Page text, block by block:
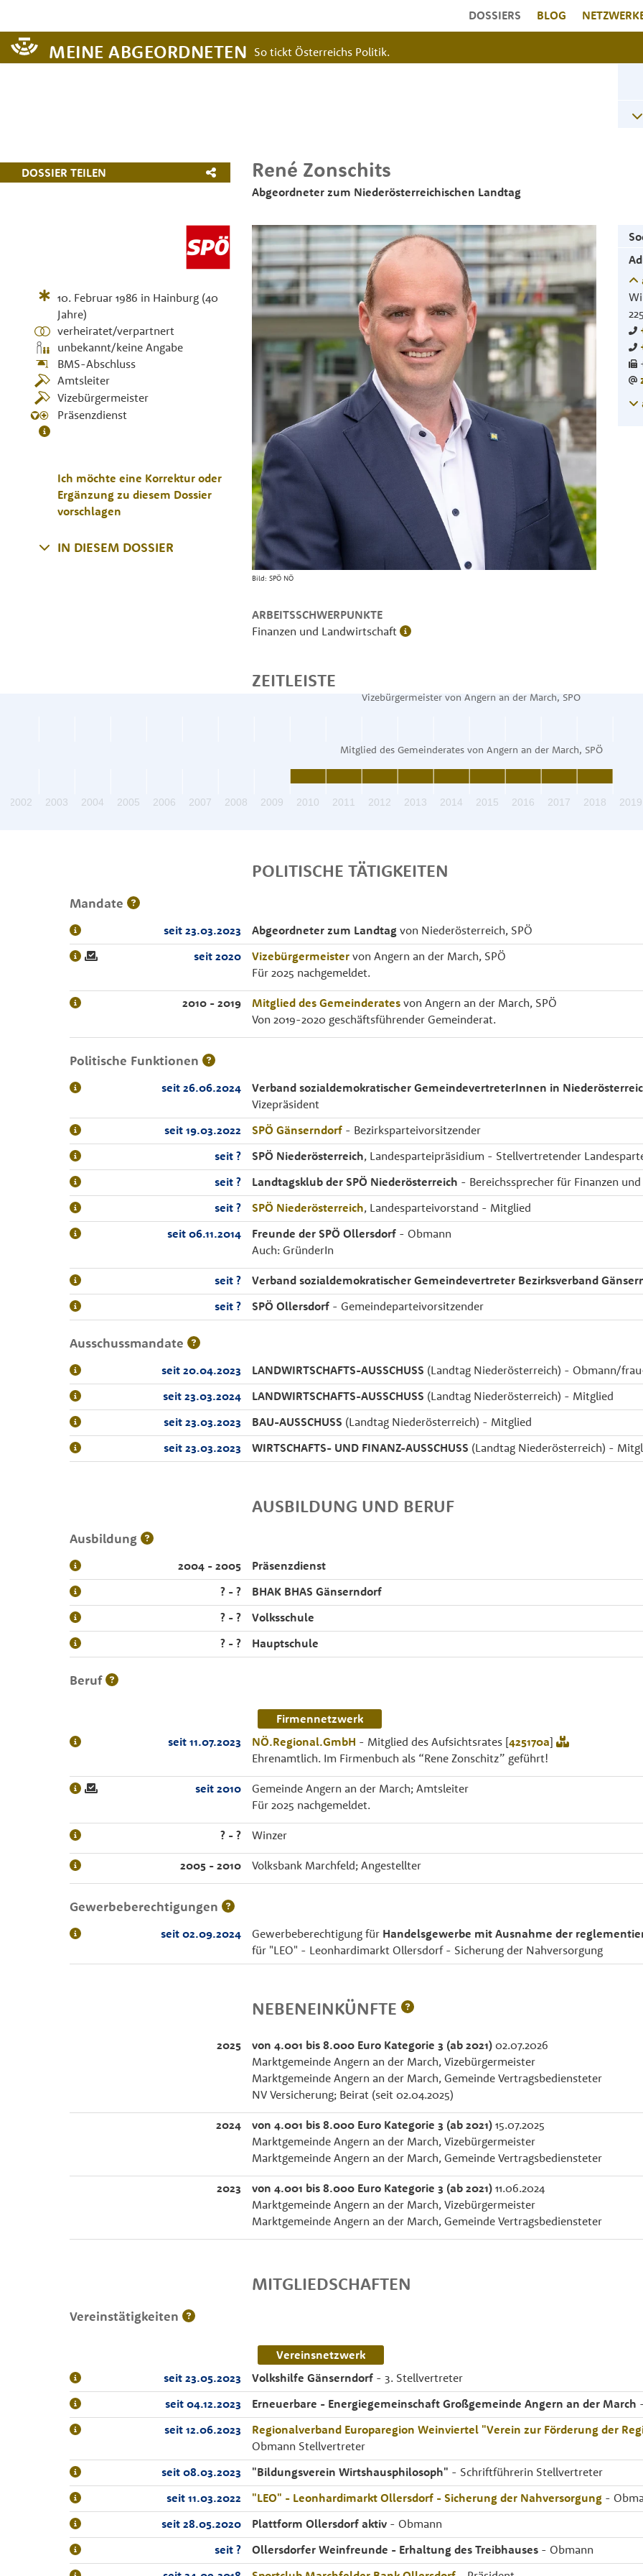
DOSSIERS BLOG
MEINE ABGEORDNETEN So tickt Österreichs Politik.
DOSSIER TEILEN René Zonschits
Abgeordneter zum Niederösterreichischen Landtag
10. Februar 1986 in Hainburg (40
Jahre)
verheiratet/verpartnert
unbekannt/keine Angabe
BMS-Abschluss
Amtsleiter
Vizebürgermeister
Präsenzdienst
Ich möchte eine Korrektur oder
Ergänzung zu diesem Dossier
vorschlagen
IN DIESEM DOSSIER
Bild: SPÖ NÖ
ARBEITSSCHWERPUNKTE
Finanzen und Landwirtschaft
ZEITLEISTE
Vizebürgermeister von Angern an der March, SPÖ
Mitglied des Gemeinderates von Angern an der March, SPÖ
2002 2003 2004 2005 2006 2007 2008 2009 2010 2011 2012 2013 2014 2015 2016 2017 2018 2019
POLITISCHE TÄTIGKEITEN
Mandate
seit 23.03.2023 Abgeordneter zum Landtag von Niederösterreich, SPÖ
seit 2020
Vizebürgermeister von Angern an der March, SPÖ
Für 2025 nachgemeldet.
2010 - 2019 Mitglied des Gemeinderates von Angern an der March, SPÖ
Von 2019-2020 geschäftsführender Gemeinderat.
Politische Funktionen
seit 26.06.2024 Verband sozialdemokratischer GemeindevertreterInnen in
Vizepräsident
seit 19.03.2022
SPÖ Gänserndorf - Bezirksparteivorsitzender
seit ?
SPÖ Niederösterreich, Landesparteipräsidium - Stellvertretender
seit ?
Landtagsklub der SPÖ Niederösterreich - Bereichssprecher für Finanzen
seit ?
SPÖ Niederösterreich, Landesparteivorstand - Mitglied
seit 06.11.2014
Freunde der SPÖ Ollersdorf - Obmann
Auch: GründerIn
seit ? Verband sozialdemokratischer Gemeindevertreter Bezirksverband
seit ?
SPÖ Ollersdorf - Gemeindeparteivorsitzender
Ausschussmandate
seit 20.04.2023 LANDWIRTSCHAFTS-AUSSCHUSS (Landtag Niederösterreich) - Obmann/
seit 23.03.2024
LANDWIRTSCHAFTS-AUSSCHUSS (Landtag Niederösterreich) - Mitglied
seit 23.03.2023
BAU-AUSSCHUSS (Landtag Niederösterreich) - Mitglied
seit 23.03.2023
WIRTSCHAFTS- UND FINANZ-AUSSCHUSS (Landtag Niederösterreich) -
AUSBILDUNG UND BERUF
Ausbildung
2004 - 2005
Präsenzdienst
? - ?
BHAK BHAS Gänserndorf
? - ?
Volksschule
? - ?
Hauptschule
Beruf
Firmennetzwerk
seit 11.07.2023
NÖ.Regional.GmbH - Mitglied des Aufsichtsrates [425170a]
Ehrenamtlich. Im Firmenbuch als “Rene Zonschitz” geführt!
seit 2010
Gemeinde Angern an der March; Amtsleiter
Für 2025 nachgemeldet.
? - ? Winzer
2005 - 2010 Volksbank Marchfeld; Angestellter
Gewerbeberechtigungen
seit 02.09.2024 Gewerbeberechtigung für Handelsgewerbe mit Ausnahme der
für "LEO" - Leonhardimarkt Ollersdorf - Sicherung der Nahversorgung
NEBENEINKÜNFTE
2025 von 4.001 bis 8.000 Euro Kategorie 3 (ab 2021) 02.07.2026
Marktgemeinde Angern an der March, Vizebürgermeister
Marktgemeinde Angern an der March, Gemeinde Vertragsbediensteter
NV Versicherung; Beirat (seit 02.04.2025)
2024 von 4.001 bis 8.000 Euro Kategorie 3 (ab 2021) 15.07.2025
Marktgemeinde Angern an der March, Vizebürgermeister
Marktgemeinde Angern an der March, Gemeinde Vertragsbediensteter
2023 von 4.001 bis 8.000 Euro Kategorie 3 (ab 2021) 11.06.2024
Marktgemeinde Angern an der March, Vizebürgermeister
Marktgemeinde Angern an der March, Gemeinde Vertragsbediensteter
MITGLIEDSCHAFTEN
Vereinstätigkeiten
Vereinsnetzwerk
seit 23.05.2023
Volkshilfe Gänserndorf - 3. Stellvertreter
seit 04.12.2023
Erneuerbare - Energiegemeinschaft Großgemeinde Angern an der March
seit 12.06.2023
Regionalverband Europaregion Weinviertel "Verein zur Förderung der
Obmann Stellvertreter
seit 08.03.2023
"Bildungsverein Wirtshausphilosoph" - Schriftführerin Stellvertreter
seit 11.03.2022
"LEO" - Leonhardimarkt Ollersdorf - Sicherung der Nahversorgung -
seit 28.05.2020
Plattform Ollersdorf aktiv - Obmann
seit ?
Ollersdorfer Weinfreunde - Erhaltung des Treibhauses - Obmann